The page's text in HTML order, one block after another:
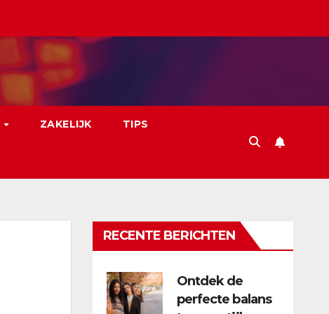
ZAKELIJK TIPS
RECENTE BERICHTEN
Ontdek de
perfecte balans